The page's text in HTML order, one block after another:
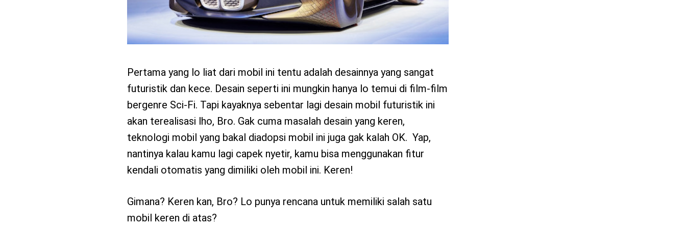
Pertama yang lo liat dari mobil ini tentu adalah desainnya yang sangat
futuristik dan kece. Desain seperti ini mungkin hanya lo temui di film-film
bergenre Sci-Fi. Tapi kayaknya sebentar lagi desain mobil futuristik ini
akan terealisasi lho, Bro. Gak cuma masalah desain yang keren,
teknologi mobil yang bakal diadopsi mobil ini juga gak kalah OK. Yap,
nantinya kalau kamu lagi capek nyetir, kamu bisa menggunakan fitur
kendali otomatis yang dimiliki oleh mobil ini. Keren!
Gimana? Keren kan, Bro? Lo punya rencana untuk memiliki salah satu
mobil keren di atas?